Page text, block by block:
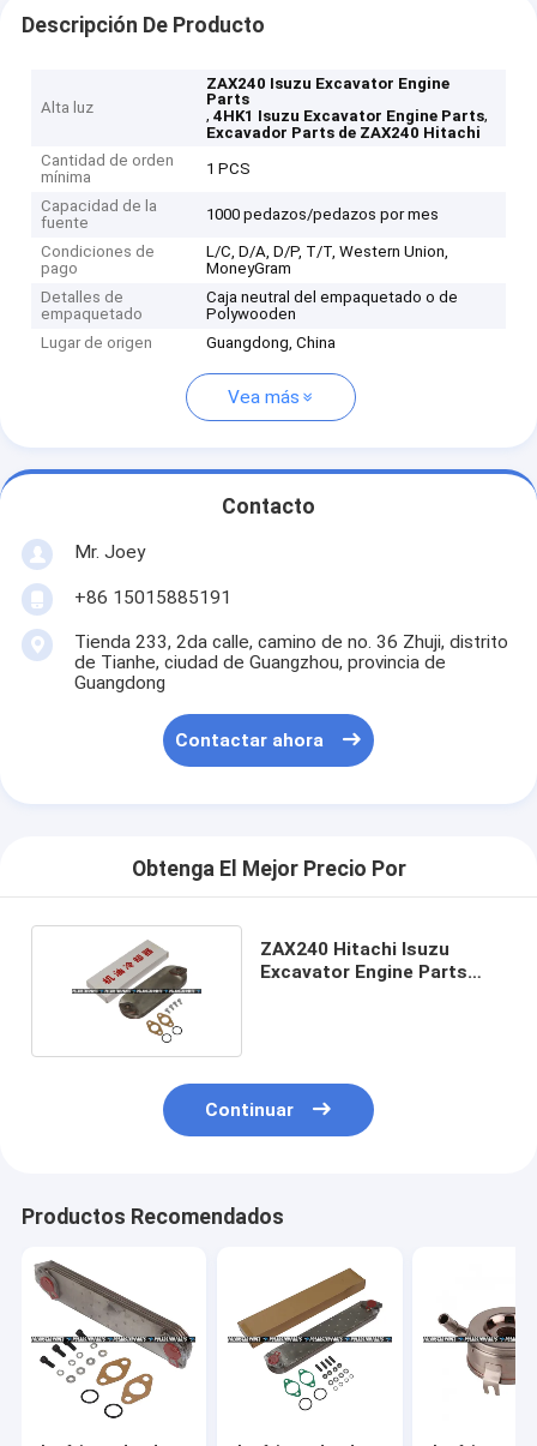
Descripción De Producto
Alta luz
ZAX240 Isuzu Excavator Engine
Parts
,4HK1 Isuzu Excavator Engine Parts,
Excavador Parts de ZAX240 Hitachi
Cantidad de orden
mínima
1 PCS
Capacidad de la
fuente
1000 pedazos/pedazos por mes
Condiciones de
pago
L/C, D/A, D/P, T/T, Western Union,
MoneyGram
Detalles de
empaquetado
Caja neutral del empaquetado o de
Polywooden
Lugar de origen
Guangdong, China
Vea más
Contacto
Mr. Joey
+86 15015885191
Tienda 233, 2da calle, camino de no. 36 Zhuji, distrito
de Tianhe, ciudad de Guangzhou, provincia de
Guangdong
Contactar ahora
Obtenga El Mejor Precio Por
ZAX240 Hitachi Isuzu
Excavator Engine Parts
Continuar
Productos Recomendados